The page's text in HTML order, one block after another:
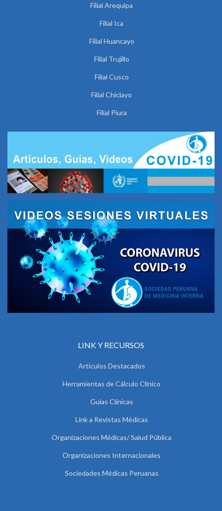
Filial Arequipa
Filial Ica
Filial Huancayo
Filial Trujillo
Filial Cusco
Filial Chiclayo
Filial Piura
LINK Y RECURSOS
Artículos Destacados
Herramientas de Cálculo Clínico
Guías Clínicas
Link a Revistas Médicas
Organizaciones Médicas/ Salud Pública
Organizaciones Internacionales
Sociedades Médicas Peruanas